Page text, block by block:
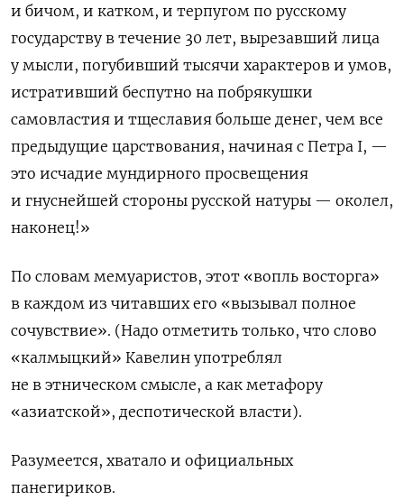
и бичом, и катком, и терпугом по русскому
государству в течение 30 лет, вырезавший лица
у мысли, погубивший тысячи характеров и умов,
истративший беспутно на побрякушки
самовластия и тщеславия больше денег, чем все
предыдущие царствования, начиная с Петра I, —
это исчадие мундирного просвещения
и гнуснейшей стороны русской натуры — околел,
наконец!»
По словам мемуаристов, этот «вопль восторга»
в каждом из читавших его «вызывал полное
сочувствие». (Надо отметить только, что слово
«калмыцкий» Кавелин употреблял
не в этническом смысле, а как метафору
«азиатской», деспотической власти).
Разумеется, хватало и официальных
панегириков.